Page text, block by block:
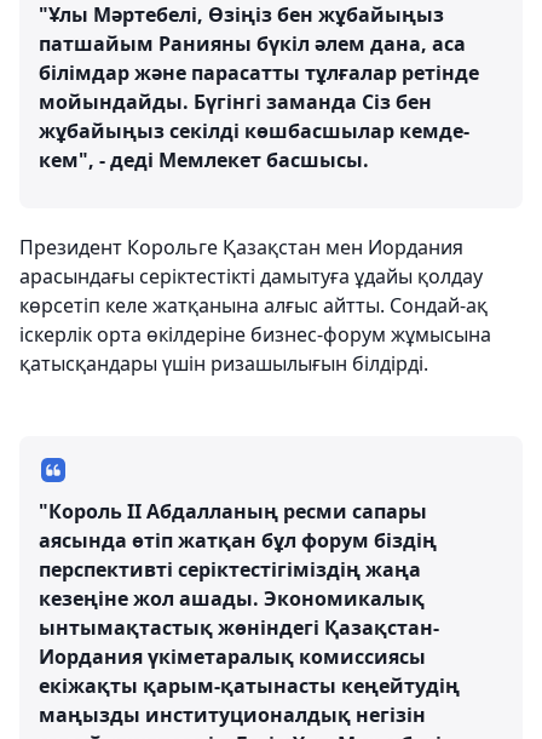
"Ұлы Мәртебелі, Өзіңіз бен жұбайыңыз
патшайым Ранияны бүкіл әлем дана, аса
білімдар және парасатты тұлғалар ретінде
мойындайды. Бүгінгі заманда Сіз бен
жұбайыңыз секілді көшбасшылар кемде-
кем", - деді Мемлекет басшысы.
Президент Корольге Қазақстан мен Иордания
арасындағы серіктестікті дамытуға ұдайы қолдау
көрсетіп келе жатқанына алғыс айтты. Сондай-ақ
іскерлік орта өкілдеріне бизнес-форум жұмысына
қатысқандары үшін ризашылығын білдірді.
"Король ІІ Абдалланың ресми сапары
аясында өтіп жатқан бұл форум біздің
перспективті серіктестігіміздің жаңа
кезеңіне жол ашады. Экономикалық
ынтымақтастық жөніндегі Қазақстан-
Иордания үкіметаралық комиссиясы
екіжақты қарым-қатынасты кеңейтудің
маңызды институционалдық негізін